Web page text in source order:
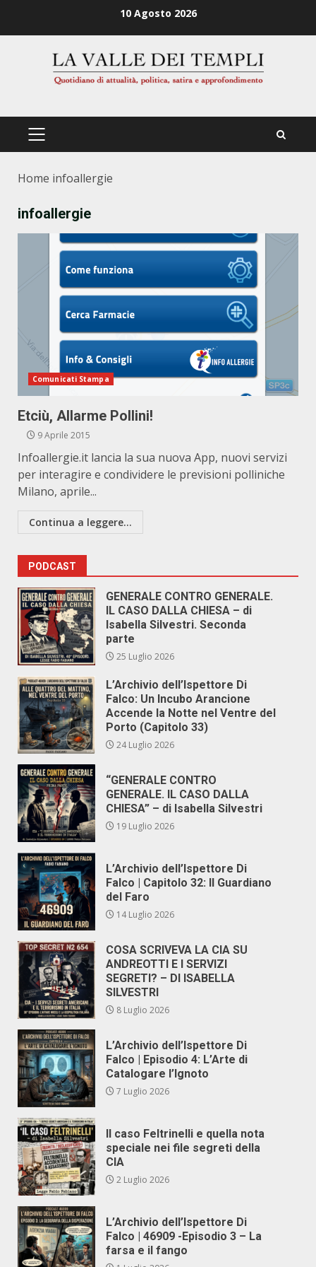
10 Agosto 2026
PRIMÄRES
Home infoallergie
infoallergie
Comunicati Stampa
Etciù, Allarme Pollini!
9 Aprile 2015
Infoallergie.it lancia la sua nuova App, nuovi servizi
per interagire e condividere le previsioni polliniche
Milano, aprile...
Continua a leggere...
PODCAST
GENERALE CONTRO GENERALE.
IL CASO DALLA CHIESA – di
Isabella Silvestri. Seconda
parte
25 Luglio 2026
L’Archivio dell’Ispettore Di
Falco: Un Incubo Arancione
Accende la Notte nel Ventre del
Porto (Capitolo 33)
24 Luglio 2026
“GENERALE CONTRO
GENERALE. IL CASO DALLA
CHIESA” – di Isabella Silvestri
19 Luglio 2026
L’Archivio dell’Ispettore Di
Falco | Capitolo 32: Il Guardiano
del Faro
14 Luglio 2026
COSA SCRIVEVA LA CIA SU
ANDREOTTI E I SERVIZI
SEGRETI? – DI ISABELLA
SILVESTRI
8 Luglio 2026
L’Archivio dell’Ispettore Di
Falco | Episodio 4: L’Arte di
Catalogare l’Ignoto
7 Luglio 2026
Il caso Feltrinelli e quella nota
speciale nei file segreti della
CIA
2 Luglio 2026
L’Archivio dell’Ispettore Di
Falco | 46909 -Episodio 3 – La
farsa e il fango